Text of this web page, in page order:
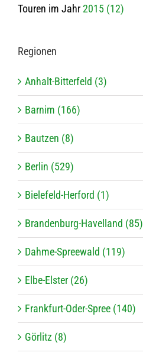
Touren im Jahr2015 (12)
Regio­nen
Anhalt-Bitterfeld (3)
Barnim (166)
Bautzen (8)
Berlin (529)
Bielefeld-Herford (1)
Brandenburg-Havelland (85)
Dahme-Spreewald (119)
Elbe-Elster (26)
Frankfurt-Oder-Spree (140)
Görlitz (8)